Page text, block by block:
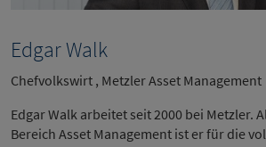
Edgar Walk
Chefvolkswirt , Metzler Asset Management
Edgar Walk arbeitet seit 2000 bei Metzler.
Bereich Asset Management ist er für die